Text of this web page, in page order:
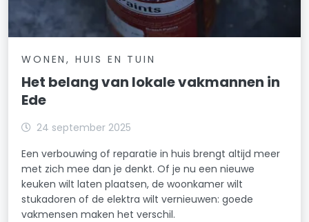
WONEN, HUIS EN TUIN
Het belang van lokale vakmannen in
Ede
24 september 2025
Een verbouwing of reparatie in huis brengt altijd meer
met zich mee dan je denkt. Of je nu een nieuwe
keuken wilt laten plaatsen, de woonkamer wilt
stukadoren of de elektra wilt vernieuwen: goede
vakmensen maken het verschil.